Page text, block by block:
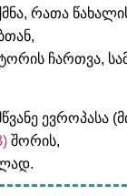
რათა
ჩართვა,
ევროპასა
შორის,